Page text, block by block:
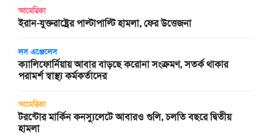
আমেরিকা
ইরান-যুক্তরাষ্ট্রের পাল্টাপাল্টি হামলা, ফের উত্তেজনা
লস এঞ্জেলেস
ক্যালিফোর্নিয়ায় আবার বাড়ছে করোনা সংক্রমণ, সতর্ক থাকার
পরামর্শ স্বাস্থ্য কর্মকর্তাদের
আমেরিকা
টরন্টোর মার্কিন কনস্যুলেটে আবারও গুলি, চলতি বছরে দ্বিতীয়
হামলা